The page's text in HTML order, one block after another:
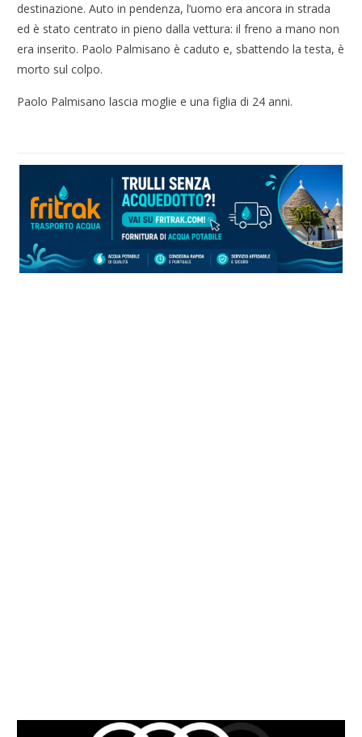
destinazione. Auto in pendenza, l’uomo era ancora in strada
ed è stato centrato in pieno dalla vettura: il freno a mano non
era inserito. Paolo Palmisano è caduto e, sbattendo la testa, è
morto sul colpo.
Paolo Palmisano lascia moglie e una figlia di 24 anni.